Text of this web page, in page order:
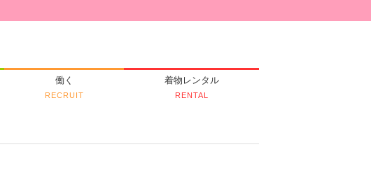
働く
RECRUIT
着物レンタル
RENTAL